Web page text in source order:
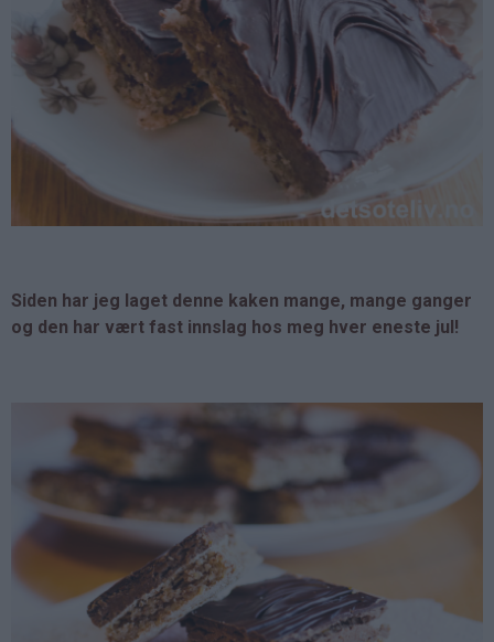
Siden har jeg laget denne kaken mange, mange ganger
og den har vært fast innslag hos meg hver eneste jul!